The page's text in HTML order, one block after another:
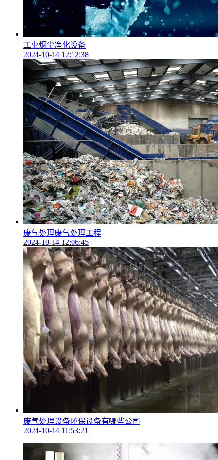
工业烟尘净化设备
2024-10-14 12:12:38
废气处理废气处理工程
2024-10-14 12:06:45
废气处理设备环保设备有哪些公司
2024-10-14 11:53:21